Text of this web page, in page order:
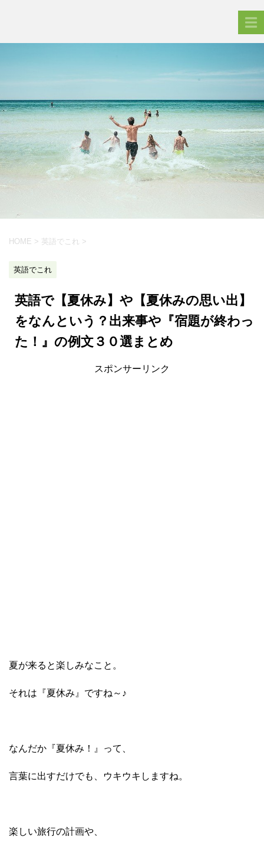
HOME > 英語でこれ >
英語でこれ
英語で【夏休み】や【夏休みの思い出】
をなんという？出来事や『宿題が終わっ
た！』の例文３０選まとめ
スポンサーリンク
夏が来ると楽しみなこと。
それは『夏休み』ですね～♪
なんだか『夏休み！』って、
言葉に出すだけでも、ウキウキしますね。
楽しい旅行の計画や、